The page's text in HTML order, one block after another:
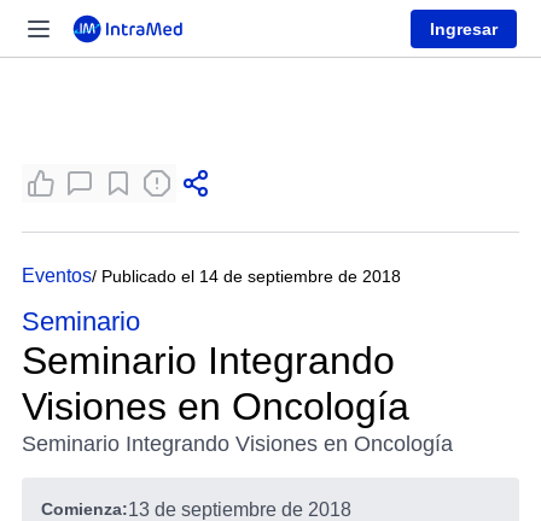
Ingresar
Eventos/ Publicado el 14 de septiembre de 2018
Seminario
Seminario Integrando
Visiones en Oncología
Seminario Integrando Visiones en Oncología
Comienza:13 de septiembre de 2018